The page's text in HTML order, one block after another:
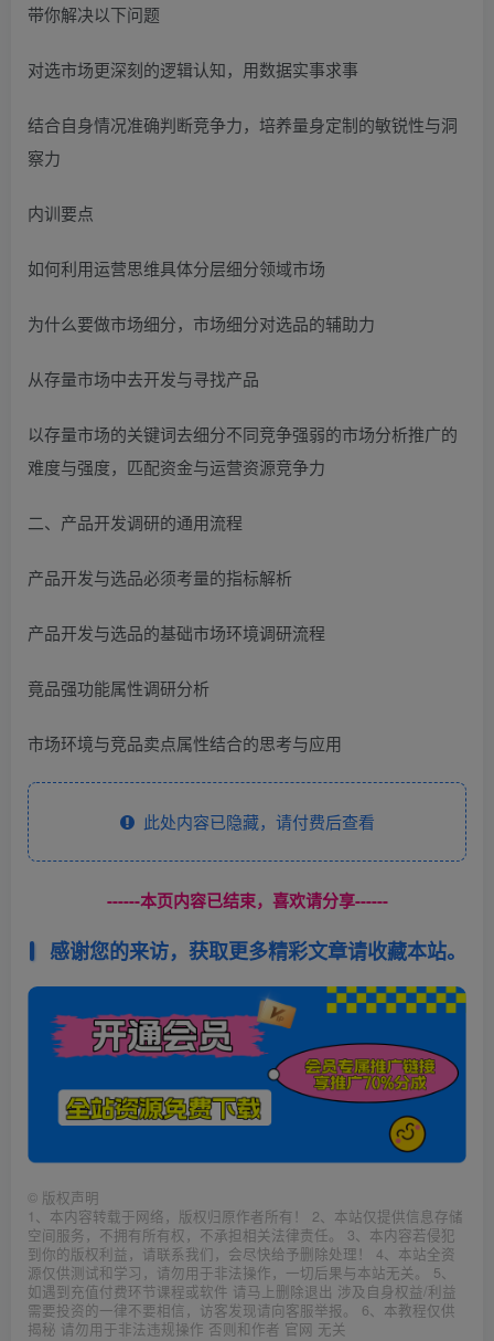
带你解决以下问题
对选市场更深刻的逻辑认知，用数据实事求事
结合自身情况准确判断竞争力，培养量身定制的敏锐性与洞
察力
内训要点
如何利用运营思维具体分层细分领域市场
为什么要做市场细分，市场细分对选品的辅助力
从存量市场中去开发与寻找产品
以存量市场的关键词去细分不同竞争强弱的市场分析推广的
难度与强度，匹配资金与运营资源竞争力
二、产品开发调研的通用流程
产品开发与选品必须考量的指标解析
产品开发与选品的基础市场环境调研流程
竟品强功能属性调研分析
市场环境与竞品卖点属性结合的思考与应用
此处内容已隐藏，请付费后查看
------本页内容已结束，喜欢请分享------
感谢您的来访，获取更多精彩文章请收藏本站。
© 版权声明
1、本内容转载于网络，版权归原作者所有！ 2、本站仅提供信息存储
空间服务，不拥有所有权，不承担相关法律责任。 3、本内容若侵犯
到你的版权利益，请联系我们，会尽快给予删除处理！ 4、本站全资
源仅供测试和学习，请勿用于非法操作，一切后果与本站无关。 5、
如遇到充值付费环节课程或软件 请马上删除退出 涉及自身权益/利益
需要投资的一律不要相信，访客发现请向客服举报。 6、本教程仅供
揭秘 请勿用于非法违规操作 否则和作者 官网 无关